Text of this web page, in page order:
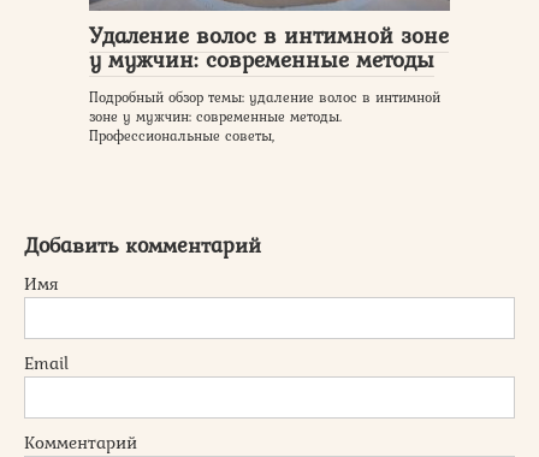
Удаление волос в интимной зоне
у мужчин: современные методы
Подробный обзор темы: удаление волос в интимной
зоне у мужчин: современные методы.
Профессиональные советы,
Добавить комментарий
Имя
Email
Комментарий